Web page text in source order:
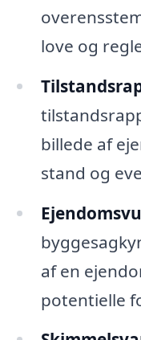
love og
billede af
stand og
af en
potentielle